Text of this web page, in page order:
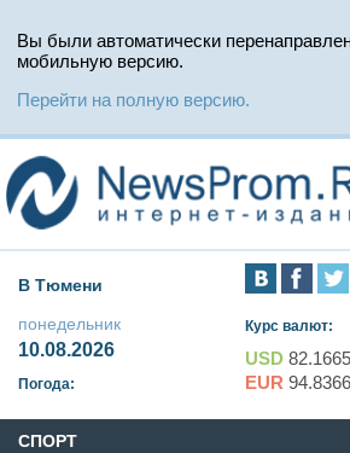
Вы были автоматически
мобильную версию.
Перейти на полную версию.
В Тюмени
понедельник
10.08.2026
Погода:
Курс валют:
USD
EUR
СПОРТ